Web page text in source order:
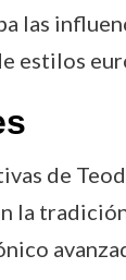
las
estilos
de
la